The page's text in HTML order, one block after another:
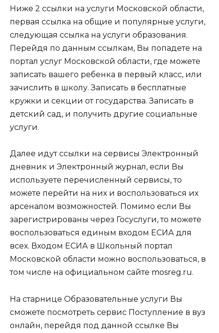
Ниже 2 ссылки на услуги Московской области,
первая ссылка на общие и популярные услуги,
следующая ссылка на услуги образования.
Перейдя по данным ссылкам, Вы попадете на
портал услуг Московской области, где можете
записать вашего ребенка в первый класс, или
зачислить в школу. Записать в бесплатные
кружки и секции от государства. Записать в
детский сад, и получить другие социальные
услуги.
Далее идут ссылки на сервисы Электронный
дневник и Электронный журнал, если Вы
используете перечисленный сервисы, то
можете перейти на них и воспользоваться их
арсеналом возможностей. Помимо если Вы
зарегистрированы через Госуслуги, то можете
воспользоваться единым входом ЕСИА для
всех. Входом ЕСИА в Школьный портал
Московской области можно воспользоваться, в
том числе на официальном сайте mosreg.ru.
На старнице Образовательные услуги Вы
сможете посмотреть сервис Поступление в вуз
онлайн, перейдя под данной ссылке Вы